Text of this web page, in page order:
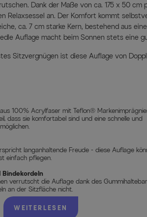
Dank der Maße von ca. 175 x 50 cm
Relaxsessel an. Der Komfort kommt
ca. 7 cm starke Kern, bestehend aus
Auflage macht beim Sonnen stets eine
Sitzvergnügen ist diese Auflage von
100% Acrylfaser mit Teflon®
dass sie komfortabel sind und eine schnelle und
langanhaltende Freude - diese Auflage
einfach pflegen.
Bindekordeln
verrutscht die Auflage dank des
an der Sitzfläche nicht.
ziervollen Steppnähte ist diese Auflage
WEITERLESEN